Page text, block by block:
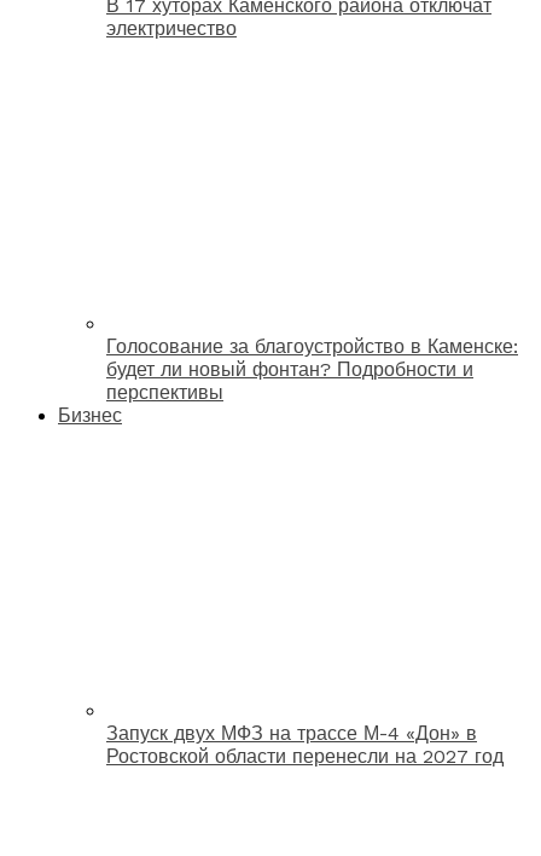
В 17 хуторах Каменского района отключат
электричество
Голосование за благоустройство в Каменске:
будет ли новый фонтан? Подробности и
перспективы
Бизнес
Запуск двух МФЗ на трассе М-4 «Дон» в
Ростовской области перенесли на 2027 год